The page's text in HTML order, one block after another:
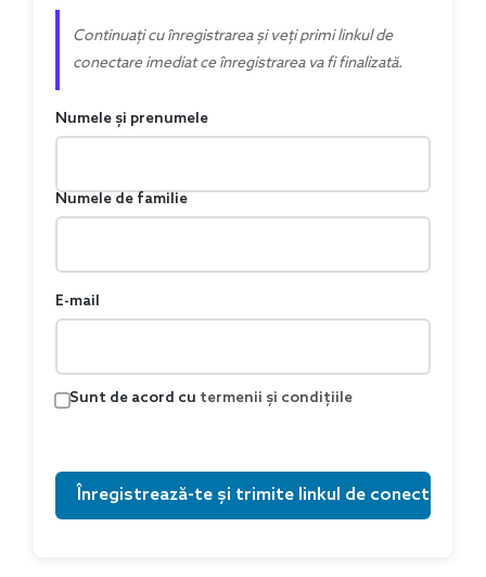
Continuați cu înregistrarea și veți primi linkul de
conectare imediat ce înregistrarea va fi finalizată.
Numele și prenumele
Numele de familie
E-mail
Sunt de acord cu termenii și condițiile